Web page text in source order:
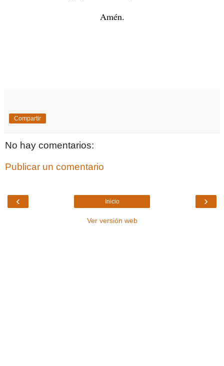
Amén.
Compartir
No hay comentarios:
Publicar un comentario
‹ ›
Inicio
Ver versión web